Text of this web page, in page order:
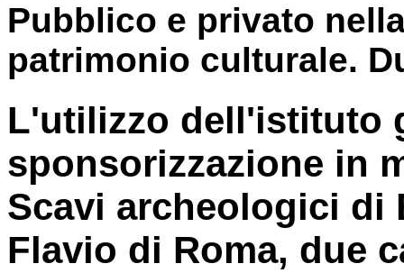
Pubblico e privato
patrimonio culturale.
L'utilizzo dell'istituto
sponsorizzazione in
Scavi archeologici di
Flavio di Roma, due